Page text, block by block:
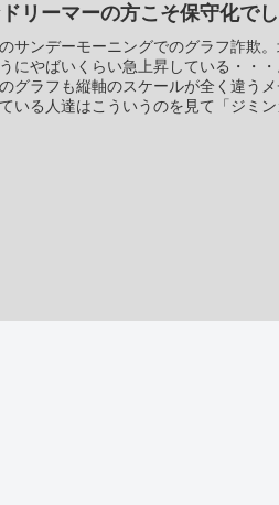
リーマーの方こそ保守化で
サンデーモーニングでのグラフ詐欺
にやばいくらい急上昇している・・
グラフも縦軸のスケールが全く違う
いる人達はこういうのを見て「ジミ